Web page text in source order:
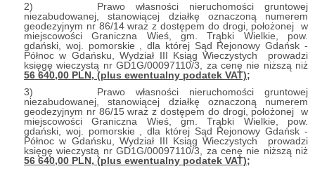
2) Prawo własności nieruchomości gruntowej
niezabudowanej, stanowiącej działkę oznaczoną numerem
geodezyjnym nr 86/14 wraz z dostępem do drogi, położonej w
miejscowości Graniczna Wieś, gm. Trąbki Wielkie, pow.
gdański, woj. pomorskie , dla której Sąd Rejonowy Gdańsk -
Północ w Gdańsku, Wydział III Ksiąg Wieczystych prowadzi
księgę wieczystą nr GD1G/00097110/3,
za cenę nie niższą niż
56 640,00 PLN, (plus ewentualny podatek VAT);
3) Prawo własności nieruchomości gruntowej
niezabudowanej, stanowiącej działkę oznaczoną numerem
geodezyjnym nr 86/15 wraz z dostępem do drogi, położonej w
miejscowości Graniczna Wieś, gm. Trąbki Wielkie, pow.
gdański, woj. pomorskie , dla której Sąd Rejonowy Gdańsk -
Północ w Gdańsku, Wydział III Ksiąg Wieczystych prowadzi
księgę wieczystą nr GD1G/00097110/3,
za cenę nie niższą niż
56 640,00 PLN, (plus ewentualny podatek VAT);